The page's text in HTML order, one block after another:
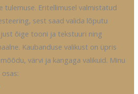
tulemuse. Eritellimusel valmistatud
sest saad valida lõputu
õige tooni ja tekstuuri ning
Kaubanduse valikust on üpris
värvi ja kangaga valikuid. Minu